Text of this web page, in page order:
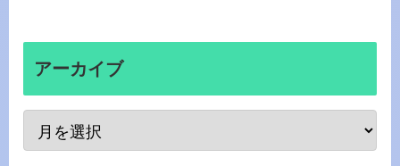
アーカイブ